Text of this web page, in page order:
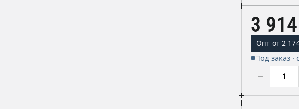
3
Опт от 2
Под заказ ·
−